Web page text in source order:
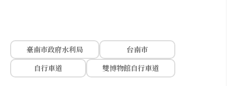
臺南市政府水利局
台南市
自行車道
雙博物館自行車道